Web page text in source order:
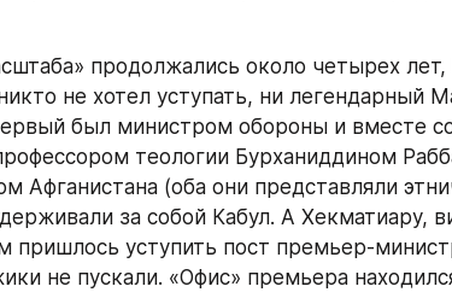
продолжались около четырех лет,
не хотел уступать, ни легендарный
был министром обороны и вместе
теологии Бурханиддином
Афганистана (оба они представляли
за собой Кабул. А Хекматиару,
пришлось уступить пост премьер-
не пускали. «Офис» премьера